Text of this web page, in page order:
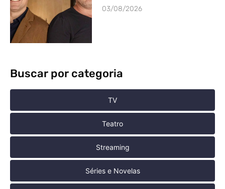
03/08/2026
Buscar por categoria
TV
Teatro
Streaming
Séries e Novelas